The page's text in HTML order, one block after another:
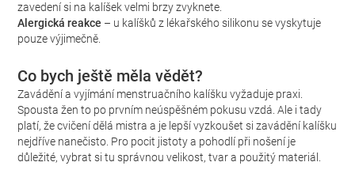
zavedení si na kalíšek velmi brzy zvyknete.
Alergická reakce – u kalíšků z lékařského silikonu se vyskytuje
pouze výjimečně.
Co bych ještě měla vědět?
Zavádění a vyjímání menstruačního kalíšku vyžaduje praxi.
Spousta žen to po prvním neúspěšném pokusu vzdá. Ale i tady
platí, že cvičení dělá mistra a je lepší vyzkoušet si zavádění kalíšku
nejdříve nanečisto. Pro pocit jistoty a pohodlí při nošení je
důležité, vybrat si tu správnou velikost, tvar a použitý materiál.